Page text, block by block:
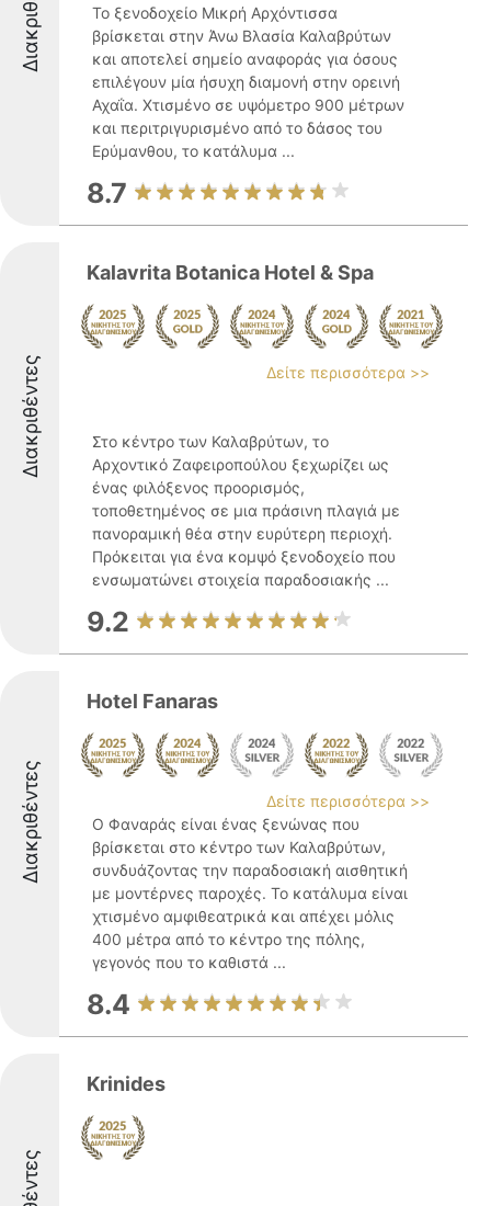
Το ξενοδοχείο Μικρή Αρχόντισσα
βρίσκεται στην Άνω Βλασία Καλαβρύτων
και αποτελεί σημείο αναφοράς για όσους
επιλέγουν μία ήσυχη διαμονή στην ορεινή
Αχαΐα. Χτισμένο σε υψόμετρο 900 μέτρων
και περιτριγυρισμένο από το δάσος του
Ερύμανθου, το κατάλυμα ...
8.7
Διακριθέντες
Kalavrita Botanica Hotel & Spa
Δείτε περισσότερα >>
Στο κέντρο των Καλαβρύτων, το
Αρχοντικό Ζαφειροπούλου ξεχωρίζει ως
ένας φιλόξενος προορισμός,
τοποθετημένος σε μια πράσινη πλαγιά με
πανοραμική θέα στην ευρύτερη περιοχή.
Πρόκειται για ένα κομψό ξενοδοχείο που
ενσωματώνει στοιχεία παραδοσιακής ...
9.2
Διακριθέντες
Hotel Fanaras
Δείτε περισσότερα >>
Ο Φαναράς είναι ένας ξενώνας που
βρίσκεται στο κέντρο των Καλαβρύτων,
συνδυάζοντας την παραδοσιακή αισθητική
με μοντέρνες παροχές. Το κατάλυμα είναι
χτισμένο αμφιθεατρικά και απέχει μόλις
400 μέτρα από το κέντρο της πόλης,
γεγονός που το καθιστά ...
8.4
Krinides